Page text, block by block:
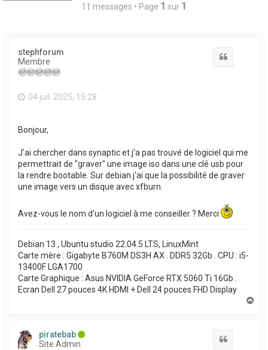
11 messages • Page 1 sur 1
stephforum
Membre
04 juil. 2025, 15:28
Bonjour,
J'ai chercher dans synaptic et j'a pas trouvé de logiciel qui me
permettrait de "graver" une image iso dans une clé usb pour
la rendre bootable. Sur debian j'ai que la possibilité de graver
une image vers un disque avec xfburn.
Avez-vous le nom d'un logiciel à me conseiller ? Merci
Debian 13 , Ubuntu studio 22.04.5 LTS, LinuxMint
Carte mère : Gigabyte B760M DS3H AX . DDR5 32Gb . CPU : i5-
13400F LGA1700
Carte Graphique : Asus NVIDIA GeForce RTX 5060 Ti 16Gb .
Ecran Dell 27 pouces 4K HDMI + Dell 24 pouces FHD Display
piratebab
Site Admin